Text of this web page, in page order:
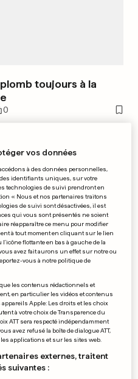
toujours à la
0
gagne l'étape,
répond présent
0
homme
abandonnés à Paris:
en cause?
vos données
à des données personnelles,
identifiants uniques, sur votre
technologies de suivi prendront en
« Nous et nos partenaires traitons
de suivi sont désactivées, il est
qui vous sont présentés ne soient
réapparaître ce menu pour modifier
à tout moment en cliquant sur le lien
l'icône flottante en bas à gauche de la
avez fait aurons un effet sur notre ou
vous à notre politique de
les contenus rédactionnels et
en particulier les vidéos et contenus
Apple: Les droits et les choix
à votre choix de Transparence du
ATT sera respecté indépendamment
avez refusé la boîte de dialogue ATT,
applications et sur les sites web.
externes, traitent
suivantes :